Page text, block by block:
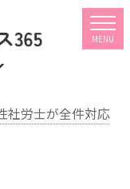
MENU
社労士が全件対応